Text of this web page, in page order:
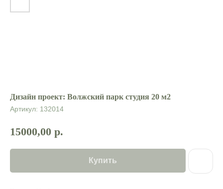
Дизайн проект: Волжский парк студия 20 м2
Артикул: 132014
15000,00 р.
Купить